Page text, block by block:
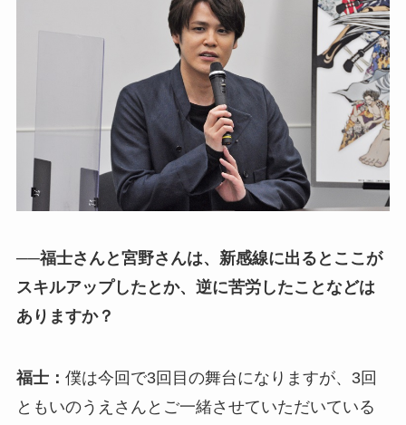
──福士さんと宮野さんは、新感線に出るとここが
スキルアップしたとか、逆に苦労したことなどは
ありますか？
福士： 僕は今回で3回目の舞台になりますが、3回
ともいのうえさんとご一緒させていただいている